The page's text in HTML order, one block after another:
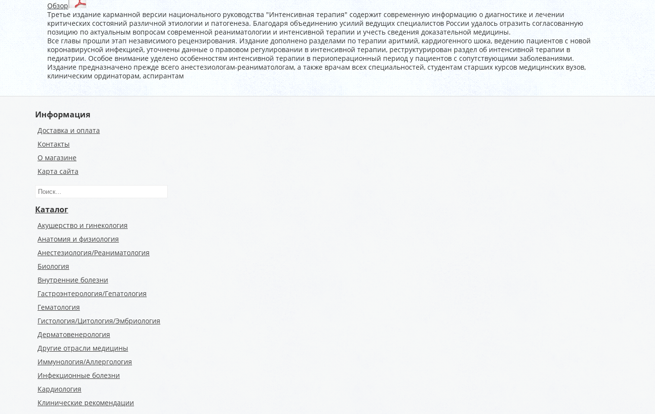
Обзор
Третье издание карманной версии национального руководства "Интенсивная терапия" содержит современную информацию о диагностике и лечении
критических состояний различной этиологии и патогенеза. Благодаря объединению усилий ведущих специалистов России удалось отразить согласованную
позицию по актуальным вопросам современной реаниматологии и интенсивной терапии и учесть сведения доказательной медицины.
Все главы прошли этап независимого рецензирования. Издание дополнено разделами по терапии аритмий, кардиогенного шока, ведению пациентов с новой
коронавирусной инфекцией, уточнены данные о правовом регулировании в интенсивной терапии, реструктурирован раздел об интенсивной терапии в
педиатрии. Особое внимание уделено особенностям интенсивной терапии в периоперационный период у пациентов с сопутствующими заболеваниями.
Издание предназначено прежде всего анестезиологам-реаниматологам, а также врачам всех специальностей, студентам старших курсов медицинских вузов,
клиническим ординаторам, аспирантам
Информация
Доставка и оплата
Контакты
О магазине
Карта сайта
Каталог
Акушерство и гинекология
Анатомия и физиология
Анестезиология/Реаниматология
Биология
Внутренние болезни
Гастроэнтерология/Гепатология
Гематология
Гистология/Цитология/Эмбриология
Дерматовенерология
Другие отрасли медицины
Иммунология/Аллергология
Инфекционные болезни
Кардиология
Клинические рекомендации